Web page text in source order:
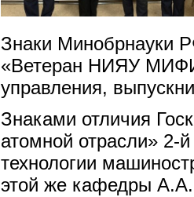
Знаки Минобрнауки
«Ветеран НИЯУ
управления,
Знаками отличия
атомной отрасли» 2-
технологии
этой же кафедры